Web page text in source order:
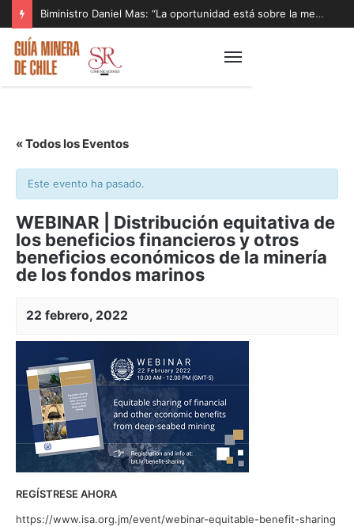
Biministro Daniel Mas: “La oportunidad está sobre la mesa y tenemos que aprovecharla”
« Todos los Eventos
Este evento ha pasado.
WEBINAR | Distribución equitativa de
los beneficios financieros y otros
beneficios económicos de la minería
de los fondos marinos
22 febrero, 2022
REGÍSTRESE AHORA
https://www.isa.org.jm/event/webinar-equitable-benefit-sharing